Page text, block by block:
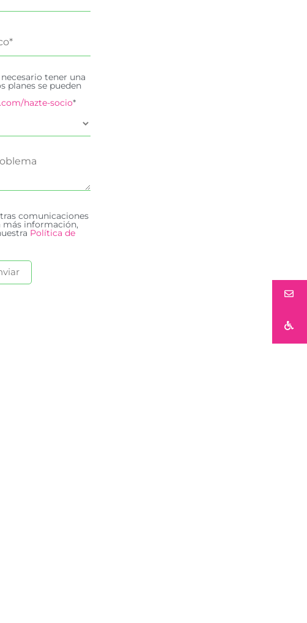
tener una
planes se pueden
hazte-socio*
comunicaciones
más información,
Política de